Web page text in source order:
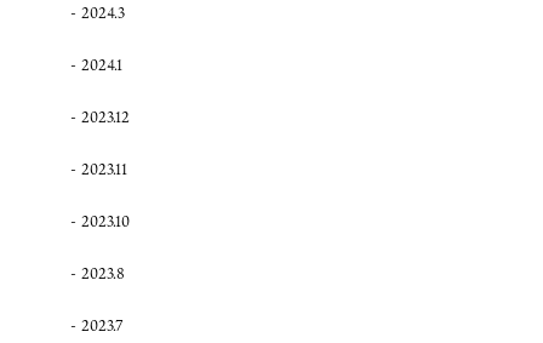
2024.3
2024.1
2023.12
2023.11
2023.10
2023.8
2023.7